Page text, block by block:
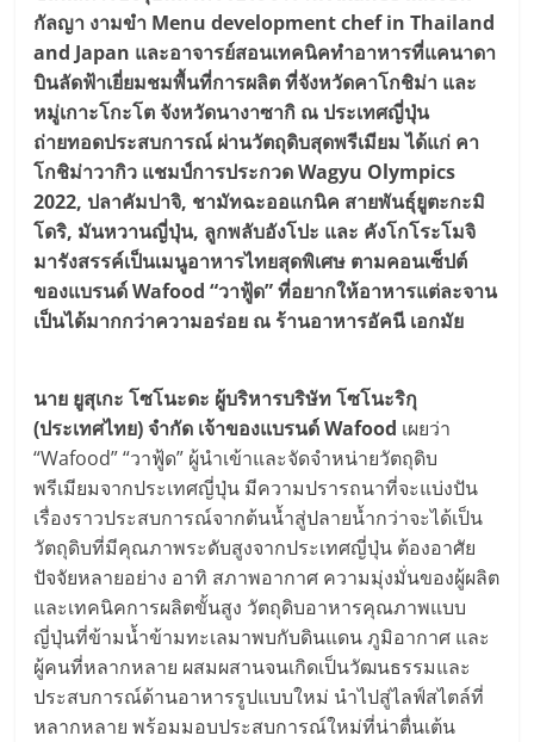
กัลญา งามขำ Menu development chef in Thailand
and Japan และอาจารย์สอนเทคนิคทำอาหารที่แคนาดา
บินลัดฟ้าเยี่ยมชมพื้นที่การผลิต ที่จังหวัดคาโกชิม่า และ
หมู่เกาะโกะโต จังหวัดนางาซากิ ณ ประเทศญี่ปุ่น
ถ่ายทอดประสบการณ์ ผ่านวัตถุดิบสุดพรีเมียม ได้แก่ คา
โกชิม่าวากิว แชมป์การประกวด Wagyu Olympics
2022, ปลาคัมปาจิ, ชามัทฉะออแกนิค สายพันธุ์ยูตะกะมิ
โดริ, มันหวานญี่ปุ่น, ลูกพลับอังโปะ และ คังโกโระโมจิ
มารังสรรค์เป็นเมนูอาหารไทยสุดพิเศษ ตามคอนเซ็ปต์
ของแบรนด์ Wafood “วาฟู้ด” ที่อยากให้อาหารแต่ละจาน
เป็นได้มากกว่าความอร่อย ณ ร้านอาหารอัคนี เอกมัย
นาย ยูสุเกะ โซโนะดะ ผู้บริหารบริษัท โซโนะริกุ
(ประเทศไทย) จำกัด เจ้าของแบรนด์ Wafood เผยว่า
“Wafood” “วาฟู้ด” ผู้นำเข้าและจัดจำหน่ายวัตถุดิบ
พรีเมียมจากประเทศญี่ปุ่น มีความปรารถนาที่จะแบ่งปัน
เรื่องราวประสบการณ์จากต้นน้ำสู่ปลายน้ำกว่าจะได้เป็น
วัตถุดิบที่มีคุณภาพระดับสูงจากประเทศญี่ปุ่น ต้องอาศัย
ปัจจัยหลายอย่าง อาทิ สภาพอากาศ ความมุ่งมั่นของผู้ผลิต
และเทคนิคการผลิตขั้นสูง วัตถุดิบอาหารคุณภาพแบบ
ญี่ปุ่นที่ข้ามน้ำข้ามทะเลมาพบกับดินแดน ภูมิอากาศ และ
ผู้คนที่หลากหลาย ผสมผสานจนเกิดเป็นวัฒนธรรมและ
ประสบการณ์ด้านอาหารรูปแบบใหม่ นำไปสู่ไลฟ์สไตล์ที่
หลากหลาย พร้อมมอบประสบการณ์ใหม่ที่น่าตื่นเต้น